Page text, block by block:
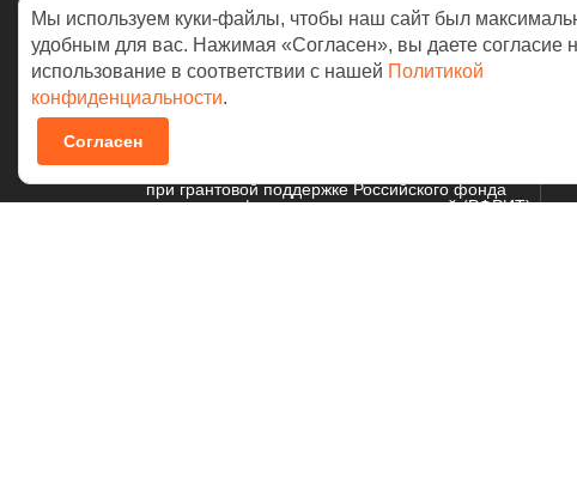
Москва:+7 (495) 542-17-53
Екатеринбург:+7 (343) 378-42-88
при грантовой поддержке Российского фонда
развития информационных технологий (РФРИТ)
Мы используем куки-файлы, чтобы наш сайт был
удобным для вас. Нажимая «Согласен», вы даете согласие
использование в соответствии с нашей Политикой
конфиденциальности.
Согласен